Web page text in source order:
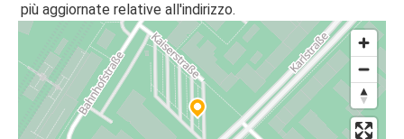
più aggiornate relative all'indirizzo.